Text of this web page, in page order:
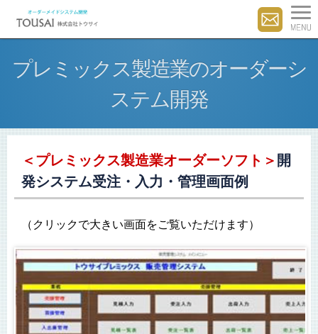
プレミックス製造業のオーダーシ
ステム開発
＜プレミックス製造業オーダーソフト＞ 開
発システム受注・入力・管理画面例
（クリックで大きい画面をご覧いただけます）